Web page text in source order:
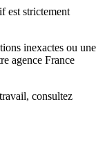
est strictement
inexactes ou une
agence France
, consultez